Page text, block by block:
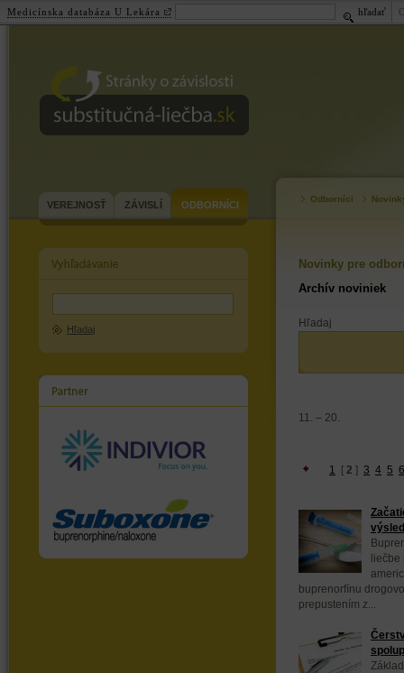
substitučná-liečba.sk
VEREJNOSŤ ZÁVISLÍ ODBORNÍCI
Hľadaj
Odborníci
Novinky pre
Archív noviniek
Hľadaj
11. – 20.
1 [ 2 ] 3 4 5 6
liečbe
buprenorfínu
prepustením z...
Medicínska databáza U Lekára hľadať